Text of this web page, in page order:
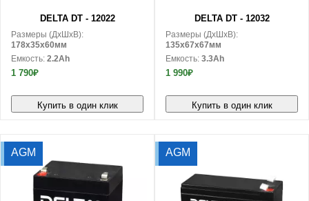
DELTA DT - 12022
Размеры (ДxШxВ):
178x35x60мм
Емкость: 2.2Ah
1 790₽
Купить в один клик
DELTA DT - 12032
Размеры (ДxШxВ):
135x67x67мм
Емкость: 3.3Ah
1 990₽
Купить в один клик
AGM AGM